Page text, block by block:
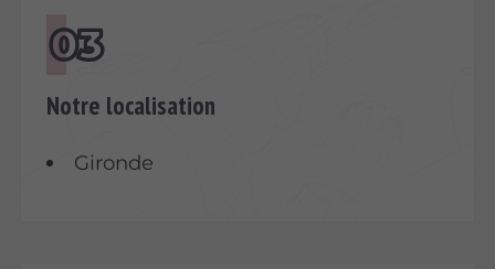
Notre localisation
Gironde